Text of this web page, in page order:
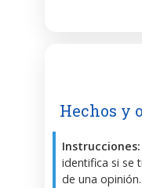
Hechos y
Instrucciones:
identifica si se
de una opinión.